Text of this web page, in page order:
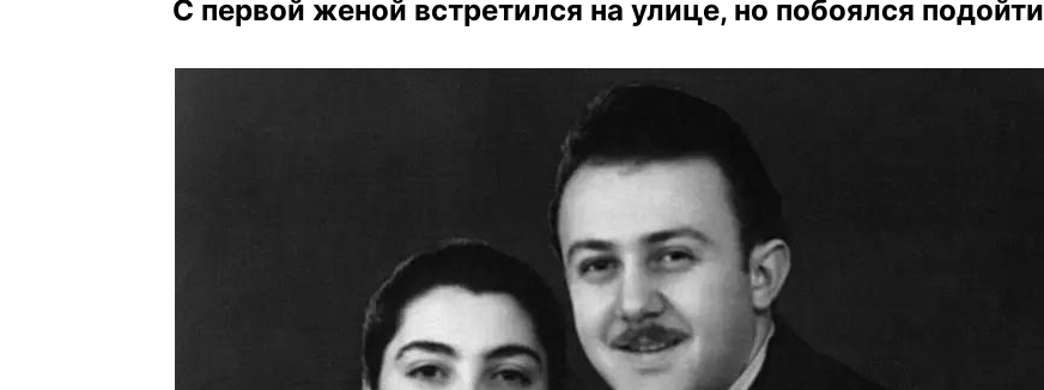
С первой женой встретился на улице, но побоялся подойти